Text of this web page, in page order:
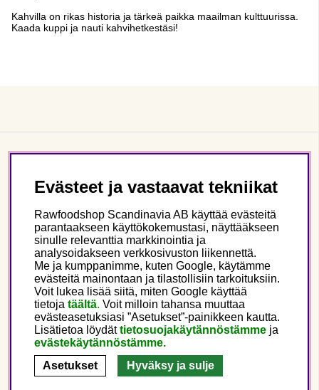
Kahvilla on rikas historia ja tärkeä paikka maailman kulttuurissa.
Kaada kuppi ja nauti kahvihetkestäsi!
Seuraa meitä
Tämä on Rawfoodshop
Finland
Evästeet ja vastaavat tekniikat
Rawfoodshop Scandinavia AB käyttää evästeitä
parantaakseen käyttökokemustasi, näyttääkseen
sinulle relevanttia markkinointia ja
analysoidakseen verkkosivuston liikennettä.
Me ja kumppanimme, kuten Google, käytämme
evästeitä mainontaan ja tilastollisiin tarkoituksiin.
Voit lukea lisää siitä, miten Google käyttää
tietoja täältä. Voit milloin tahansa muuttaa
evästeasetuksiasi ”Asetukset”-painikkeen kautta.
Lisätietoa löydättietosuojakäytännöstämme ja
evästekäytännöstämme.
Asetukset
Hyväksy ja sulje